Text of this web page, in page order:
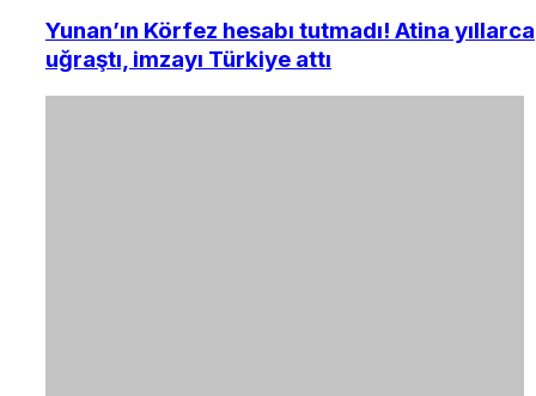
Yunan’ın Körfez hesabı tutmadı! Atina yıllarca
uğraştı, imzayı Türkiye attı